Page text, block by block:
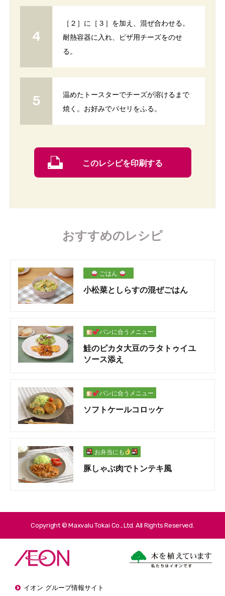
［２］に［３］を加え、混ぜ合わせる。
耐熱容器に入れ、ピザ用チーズをのせ
る。
温めたトースターでチーズが溶けるまで
焼く。お好みでパセリをふる。
このレシピを印刷する
おすすめのレシピ
ごはん
小松菜としらすの混ぜごはん
パンに合うメニュー
鮭のピカタ大豆のラタトゥイユ
ソース添え
パンに合うメニュー
ソフトケールコロッケ
お弁当にも
豚しゃぶ肉でトンテキ風
Copyright © Maxvalu Tokai Co., Ltd. All Rights Reserved.
イオン グループ情報サイト